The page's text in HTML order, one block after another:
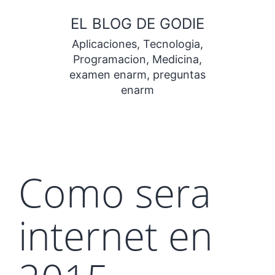
contenido
EL BLOG DE GODIE
Aplicaciones, Tecnologia,
Programacion, Medicina,
examen enarm, preguntas
enarm
Como sera
internet en